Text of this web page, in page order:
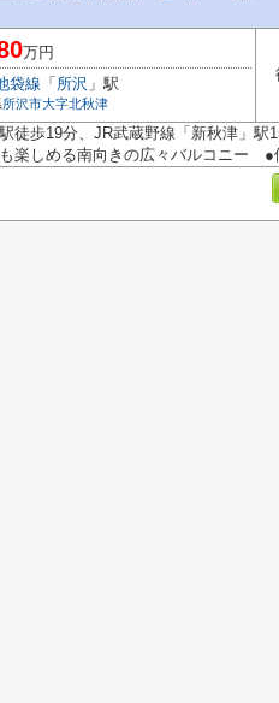
万円
袋線 「 所沢 」駅
所沢市大字北秋津
徒歩19分、JR武蔵野線「新秋津」
楽しめる南向きの広々バルコニー ●